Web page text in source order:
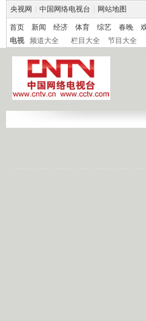
央视网 中国网络电视台 网站地图
首页 新闻 经济 体育 综艺 春晚
电视
频道大全 栏目大全 节目大全